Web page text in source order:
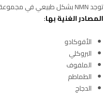
توجد NMN بشكل طبيعي في مجموعة متنوعة من الأطعمة .
المصادر الغنية بها:
الأفوكادو
البروكلي
الملفوف
الطماطم
الدجاج